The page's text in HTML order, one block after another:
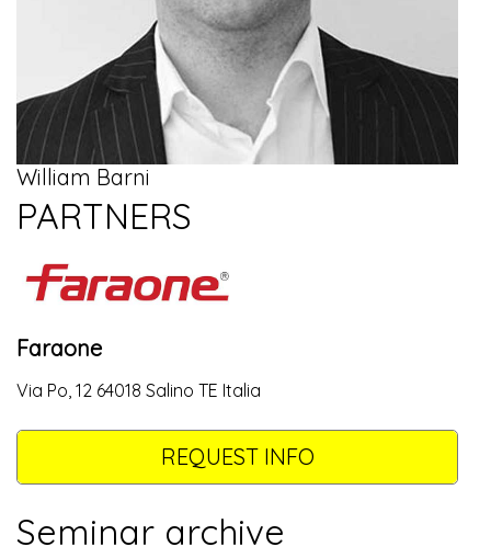
William Barni
PARTNERS
Faraone
Via Po, 12 64018 Salino TE Italia
REQUEST INFO
Seminar archive